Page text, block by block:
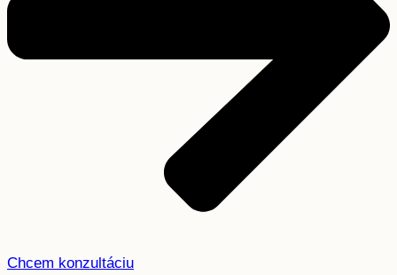
Chcem konzultáciu